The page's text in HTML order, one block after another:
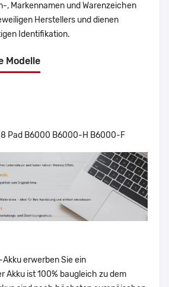
, Markennamen und Warenzeichen
Herstellers und dienen
Identifikation.
Modelle
8 Pad B6000 B6000-H B6000-F
erwerben Sie ein
Akku ist 100% baugleich zu dem